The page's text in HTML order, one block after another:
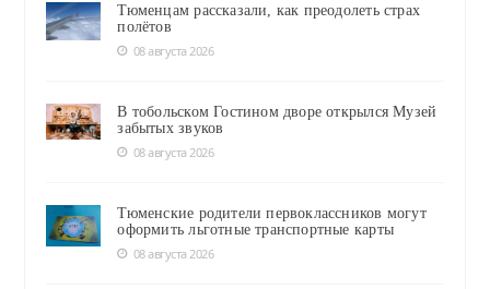
Тюменцам рассказали, как преодолеть страх
полётов
08 августа 2026
В тобольском Гостином дворе открылся Музей
забытых звуков
08 августа 2026
Тюменские родители первоклассников могут
оформить льготные транспортные карты
08 августа 2026